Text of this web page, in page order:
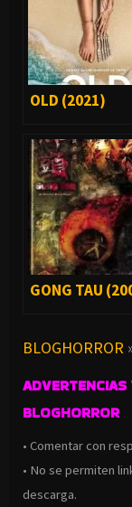
OLD (2021)
GONG TAU
BLOGHORROR
BLOGHORROR
• Comentar con
• No se permiten
descarga.